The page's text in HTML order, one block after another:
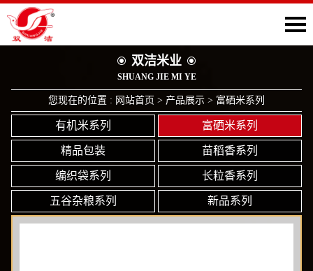
双洁米业
SHUANG JIE MI YE
您现在的位置 : 网站首页 > 产品展示 > 富硒米系列
有机米系列 富硒米系列
精品包装 苗稻香系列
编织袋系列 长粒香系列
五谷杂粮系列 新品系列